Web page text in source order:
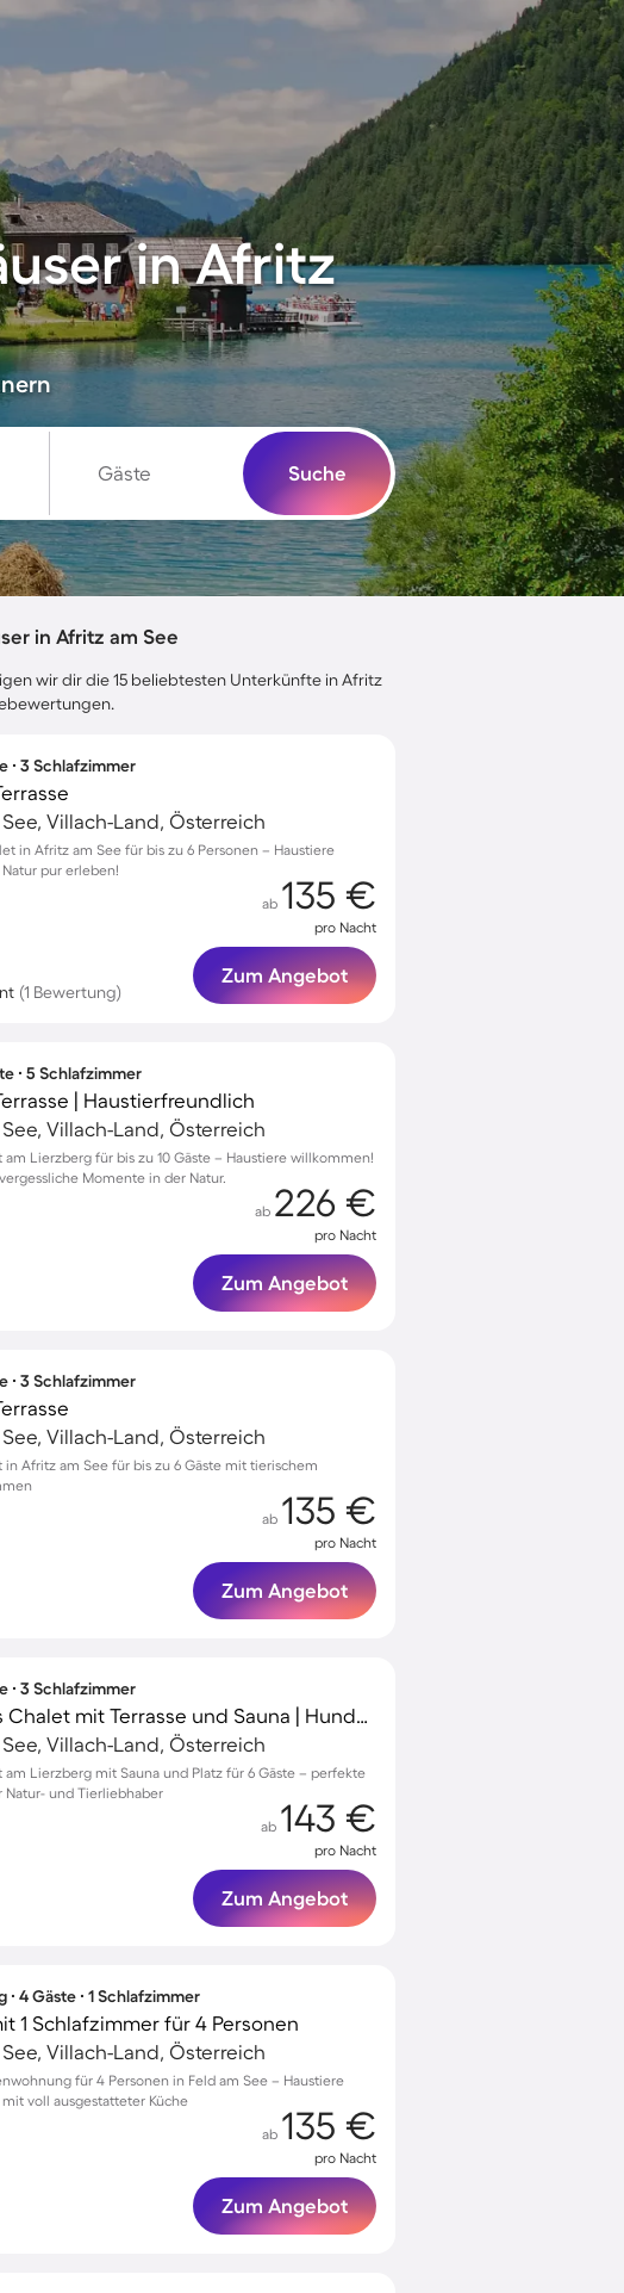
in Afritz
Gäste Suche
in Afritz am See
wir dir die 15 beliebtesten Unterkünfte in Afritz
∙ 3 Schlafzimmer
Villach-Land, Österreich
in Afritz am See für bis zu 6 Personen – Haustiere
pur erleben!
(1 Bewertung)
ab 135 €
pro Nacht
Zum Angebot
∙ 5 Schlafzimmer
| Haustierfreundlich
Villach-Land, Österreich
am Lierzberg für bis zu 10 Gäste – Haustiere willkommen!
Momente in der Natur.
ab 226 €
pro Nacht
Zum Angebot
∙ 3 Schlafzimmer
Villach-Land, Österreich
in Afritz am See für bis zu 6 Gäste mit tierischem
ab 135 €
pro Nacht
Zum Angebot
∙ 3 Schlafzimmer
Charmantes Chalet mit Terrasse und Sauna | Hunde erlaubt
Villach-Land, Österreich
am Lierzberg mit Sauna und Platz für 6 Gäste – perfekte
Natur- und Tierliebhaber
ab 143 €
pro Nacht
Zum Angebot
4 Gäste ∙ 1 Schlafzimmer
1 Schlafzimmer für 4 Personen
Villach-Land, Österreich
für 4 Personen in Feld am See – Haustiere
voll ausgestatteter Küche
ab 135 €
pro Nacht
Zum Angebot